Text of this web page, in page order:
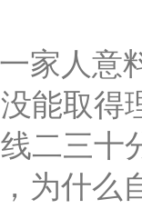
家人意
能取得
二三十
为什么